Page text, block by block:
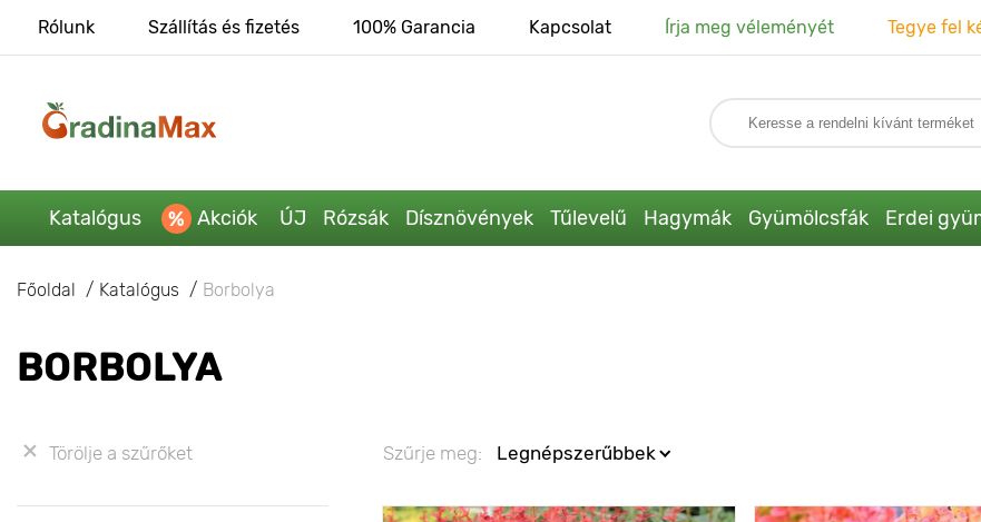
Rólunk Szállítás és fizetés 100% Garancia Kapcsolat Írja meg véleményét Tegye fel
Katalógus Akciók ÚJ Rózsák Dísznövények Tűlevelű Hagymák Gyümölcsfák Erdei
Főoldal Katalógus Borbolya
BORBOLYA
Törölje a szűrőket Szűrje meg: Legnépszerűbbek